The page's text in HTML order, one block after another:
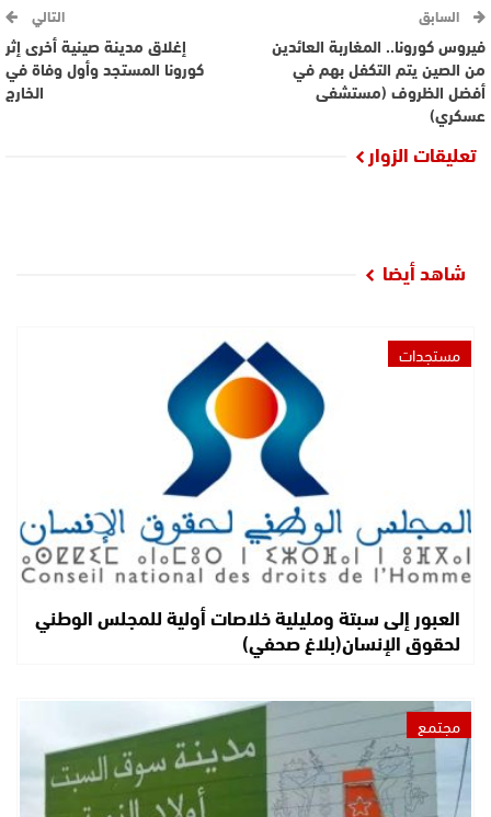
السابق
فيروس كورونا.. المغاربة العائدين
من الصين يتم التكفل بهم في
أفضل الظروف (مستشفى
عسكري)
التالي
إغلاق مدينة صينية أخرى إثر
كورونا المستجد وأول وفاة في
الخارج
تعليقات الزوار
شاهد أيضا
مستجدات
العبور إلى سبتة ومليلية خلاصات أولية للمجلس الوطني
لحقوق الإنسان(بلاغ صحفي)
مجتمع